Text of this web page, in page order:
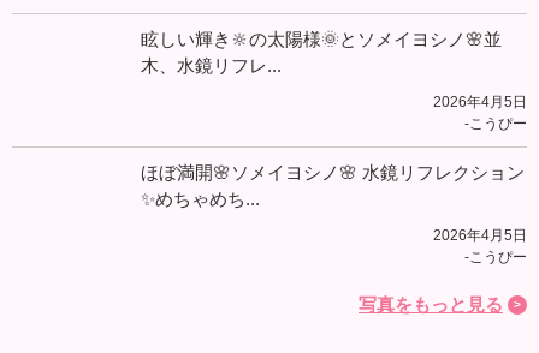
眩しい輝き🔆の太陽様🌞とソメイヨシノ🌸並
木、水鏡リフレ...
2026年4月5日
-こうぴー
ほぼ満開🌸ソメイヨシノ🌸 水鏡リフレクション
✨めちゃめち...
2026年4月5日
-こうぴー
写真をもっと見る